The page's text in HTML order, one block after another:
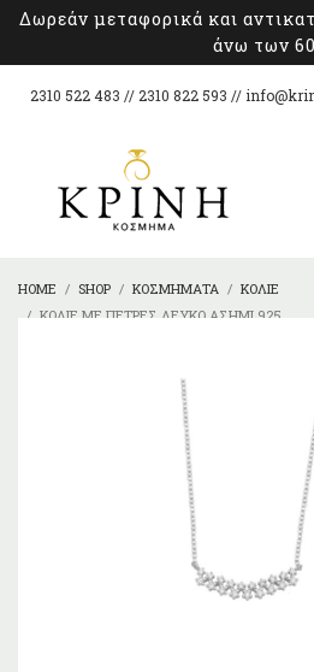
Δωρεάν μεταφορικά και
άνω των
2310 522 483 // 2310 822 593 //
HOME SHOP ΚΟΣΜΉΜΑΤΑ
ΚΟΛΙΈ
ΚΟΛΙΈ ΜΕ ΠΈΤΡΕΣ ΛΕΥΚΌ ΑΣΉΜΙ 925